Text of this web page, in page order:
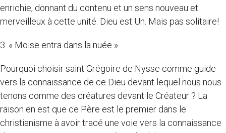
enrichie, donnant du contenu et un sens nouveau et
merveilleux à cette unité. Dieu est Un. Mais pas solitaire!
3. « Moïse entra dans la nuée »
Pourquoi choisir saint Grégoire de Nysse comme guide
vers la connaissance de ce Dieu devant lequel nous nous
tenons comme des créatures devant le Créateur ? La
raison en est que ce Père est le premier dans le
christianisme à avoir tracé une voie vers la connaissance